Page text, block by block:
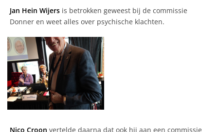
Jan Hein Wijers is betrokken geweest bij de commissie
Donner en weet alles over psychische klachten.
Nico Croon vertelde daarna dat ook hij aan een commissie